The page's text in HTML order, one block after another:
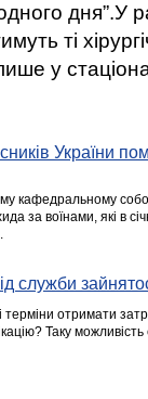
дня”.У
ті
у
України
кафедральному
за воїнами, які в
служби
терміни отримати
Таку